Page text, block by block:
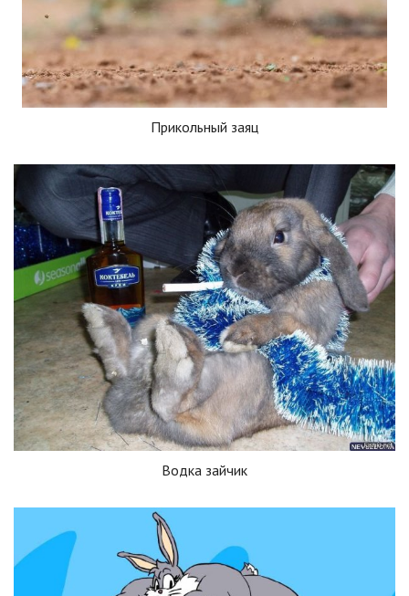
Прикольный заяц
Водка зайчик